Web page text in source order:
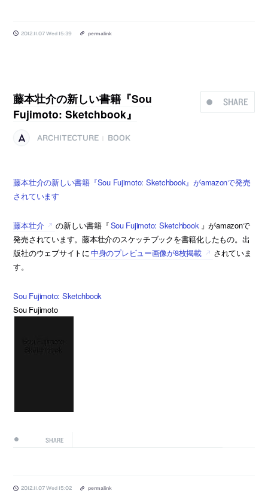
2012.11.07 Wed 15:39 permalink
SHARE
藤本壮介の新しい書籍『Sou
Fujimoto: Sketchbook』
ARCHITECTURE BOOK
藤本壮介の新しい書籍『Sou Fujimoto: Sketchbook』がamazonで発売
されています
藤本壮介 の新しい書籍『Sou Fujimoto: Sketchbook 』がamazonで
発売されています。藤本壮介のスケッチブックを書籍化したもの。出
版社のウェブサイトに中身のプレビュー画像が8枚掲載
されていま
す。
Sou Fujimoto: Sketchbook
Sou Fujimoto
SHARE
2012.11.07 Wed 15:02 permalink